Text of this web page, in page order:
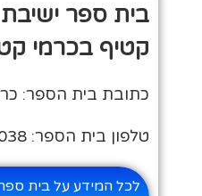
בית ספר ישיבת
קטיף בכרמי
כתובת בית הספר:
טלפון בית הספר: 02-5368038
לכל המידע על בית ספר